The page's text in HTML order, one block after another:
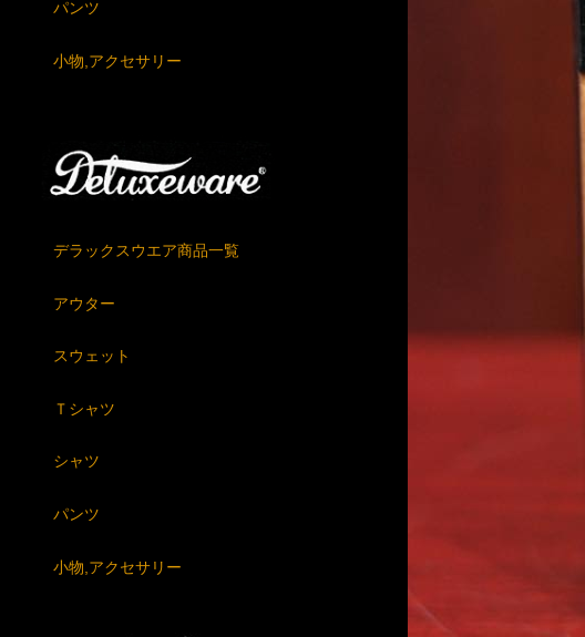
パンツ
小物,アクセサリー
デラックスウエア商品一覧
アウター
スウェット
Ｔシャツ
シャツ
パンツ
小物,アクセサリー